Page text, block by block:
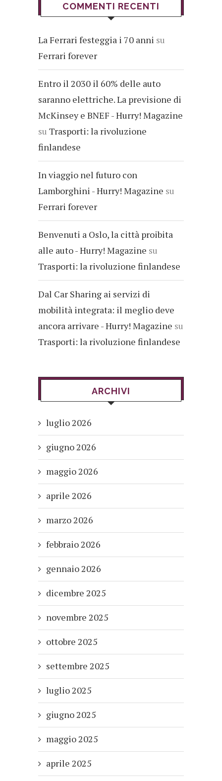
COMMENTI RECENTI
La Ferrari festeggia i 70 anni su
Ferrari forever
Entro il 2030 il 60% delle auto
saranno elettriche. La previsione di
McKinsey e BNEF - Hurry! Magazine
su Trasporti: la rivoluzione
finlandese
In viaggio nel futuro con
Lamborghini - Hurry! Magazine su
Ferrari forever
Benvenuti a Oslo, la città proibita
alle auto - Hurry! Magazine su
Trasporti: la rivoluzione finlandese
Dal Car Sharing ai servizi di
mobilità integrata: il meglio deve
ancora arrivare - Hurry! Magazine su
Trasporti: la rivoluzione finlandese
ARCHIVI
luglio 2026
giugno 2026
maggio 2026
aprile 2026
marzo 2026
febbraio 2026
gennaio 2026
dicembre 2025
novembre 2025
ottobre 2025
settembre 2025
luglio 2025
giugno 2025
maggio 2025
aprile 2025